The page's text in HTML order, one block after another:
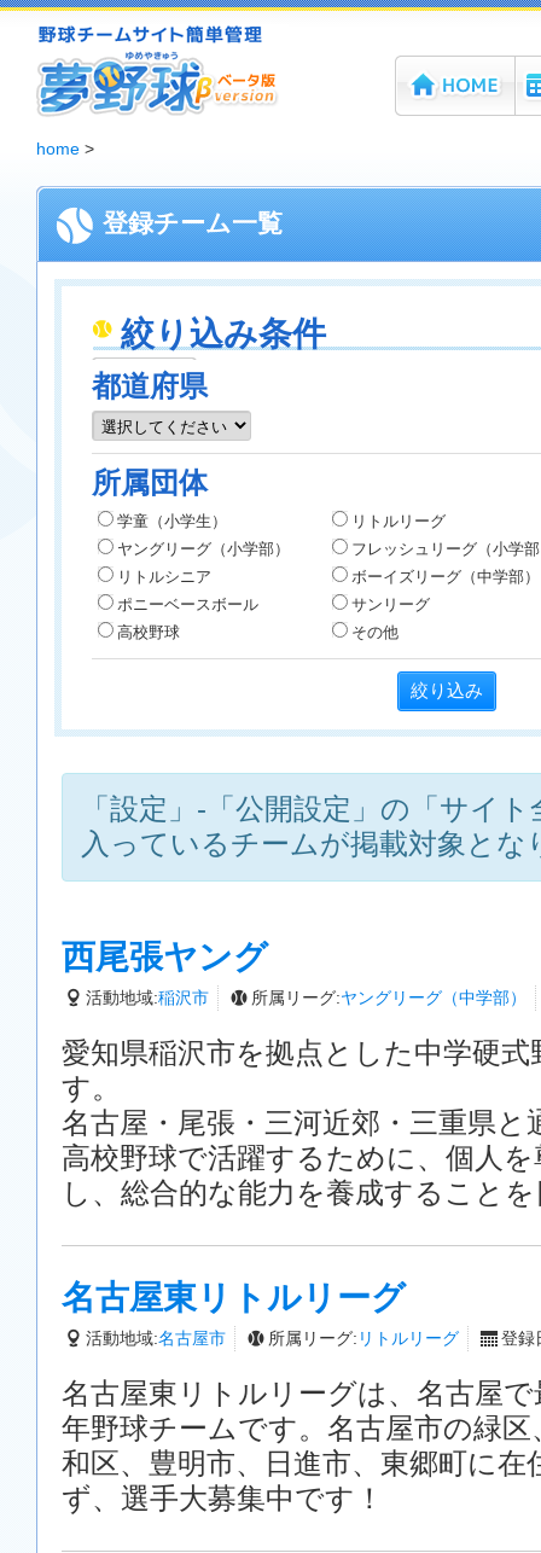
home >
登録チーム一覧
絞り込み条件
都道府県
所属団体
学童（小学生）
リトルリーグ
ヤングリーグ（小学部）
フレッシュリーグ（小学
リトルシニア
ボーイズリーグ（中学部）
ポニーベースボール
サンリーグ
高校野球
その他
「設定」-「公開設定」の「サイ
入っているチームが掲載対象とな
西尾張ヤング
活動地域:稲沢市 所属リーグ:ヤングリーグ（中学部）
愛知県稲沢市を拠点とした中学硬
す。
名古屋・尾張・三河近郊・三重県
高校野球で活躍するために、個人
し、総合的な能力を養成すること
名古屋東リトルリーグ
活動地域:名古屋市 所属リーグ: リトルリーグ 登録
名古屋東リトルリーグは、名古屋
年野球チームです。名古屋市の緑
和区、豊明市、日進市、東郷町に在
ず、選手大募集中です！